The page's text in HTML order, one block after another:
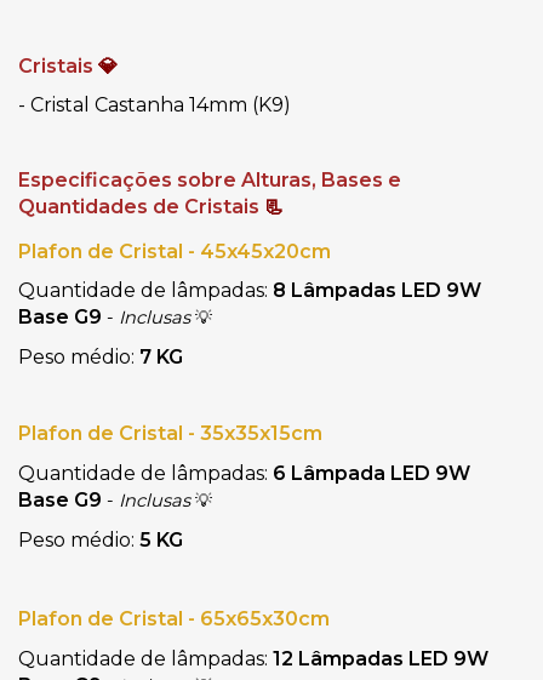
Cristais 💎
- Cristal Castanha 14mm (K9)
Especificações sobre Alturas, Bases e
Quantidades de Cristais 📃
Plafon de Cristal - 45x45x20cm
Quantidade de lâmpadas: 8 Lâmpadas LED 9W
Base G9 - Inclusas 💡
Peso médio: 7 KG
Plafon de Cristal - 35x35x15cm
Quantidade de lâmpadas: 6 Lâmpada LED 9W
Base G9 - Inclusas 💡
Peso médio: 5 KG
Plafon de Cristal - 65x65x30cm
Quantidade de lâmpadas: 12 Lâmpadas LED 9W